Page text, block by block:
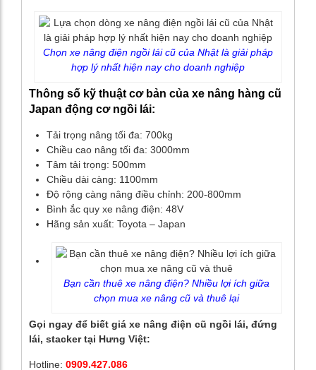
Chọn xe nâng điện ngồi lái cũ của Nhật là giải pháp
hợp lý nhất hiện nay cho doanh nghiệp
Thông số kỹ thuật cơ bản của xe nâng hàng cũ
Japan động cơ ngồi lái:
Tải trọng nâng tối đa: 700kg
Chiều cao nâng tối đa: 3000mm
Tâm tải trọng: 500mm
Chiều dài càng: 1100mm
Độ rộng càng nâng điều chỉnh: 200-800mm
Bình ắc quy xe nâng điện: 48V
Hãng sản xuất: Toyota – Japan
Bạn cần thuê xe nâng điện? Nhiều lợi ích giữa
chọn mua xe nâng cũ và thuê lại
Gọi ngay để biết giá xe nâng điện cũ ngồi lái, đứng
lái, stacker tại Hưng Việt:
Hotline: 0909.427.086